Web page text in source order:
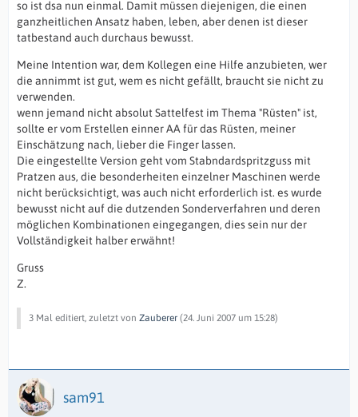
so ist dsa nun einmal. Damit müssen diejenigen, die einen
ganzheitlichen Ansatz haben, leben, aber denen ist dieser
tatbestand auch durchaus bewusst.
Meine Intention war, dem Kollegen eine Hilfe anzubieten, wer
die annimmt ist gut, wem es nicht gefällt, braucht sie nicht zu
verwenden.
wenn jemand nicht absolut Sattelfest im Thema "Rüsten" ist,
sollte er vom Erstellen einner AA für das Rüsten, meiner
Einschätzung nach, lieber die Finger lassen.
Die eingestellte Version geht vom Stabndardspritzguss mit
Pratzen aus, die besonderheiten einzelner Maschinen werde
nicht berücksichtigt, was auch nicht erforderlich ist. es wurde
bewusst nicht auf die dutzenden Sonderverfahren und deren
möglichen Kombinationen eingegangen, dies sein nur der
Vollständigkeit halber erwähnt!
Gruss
Z.
3 Mal editiert, zuletzt von Zauberer (24. Juni 2007 um 15:28)
sam91